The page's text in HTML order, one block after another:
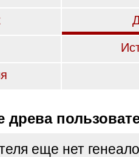
древа
еще нет